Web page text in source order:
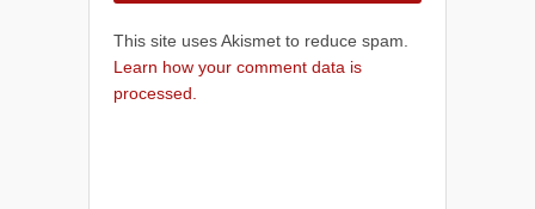
This site uses Akismet to reduce spam.
Learn how your comment data is
processed.